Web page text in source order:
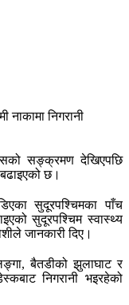
सङ्क्रमण देखिएपछि
छ।
सुदूरपश्चिमका पाँच
सुदूरपश्चिम स्वास्थ्य
जानकारी दिए।
बैतडीको झुलाघाट र
निगरानी भइरहेको